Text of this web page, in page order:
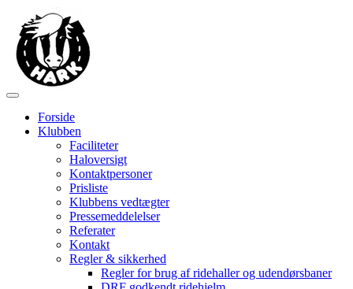
Forside
Klubben
Faciliteter
Haloversigt
Kontaktpersoner
Prisliste
Klubbens vedtægter
Pressemeddelelser
Referater
Kontakt
Regler & sikkerhed
Regler for brug af ridehaller og udendørsbaner